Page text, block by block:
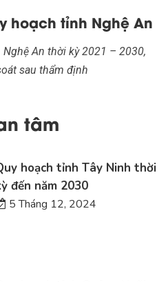
hoạch tỉnh Nghệ An
An thời kỳ 2021 – 2030,
sau thẩm định
tâm
hoạch tỉnh Tây Ninh thời
đến năm 2030
5 Tháng 12, 2024